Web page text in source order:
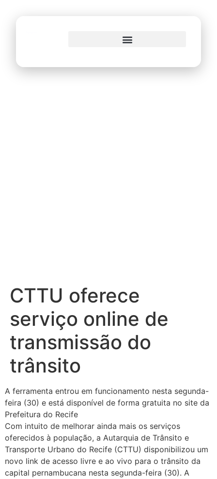
CTTU oferece
serviço online de
transmissão do
trânsito
A ferramenta entrou em funcionamento nesta segunda-
feira (30) e está disponível de forma gratuita no site da
Prefeitura do Recife
Com intuito de melhorar ainda mais os serviços
oferecidos à população, a Autarquia de Trânsito e
Transporte Urbano do Recife (CTTU) disponibilizou um
novo link de acesso livre e ao vivo para o trânsito da
capital pernambucana nesta segunda-feira (30). A